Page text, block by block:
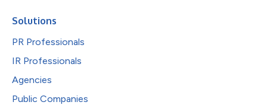
Solutions
PR Professionals
IR Professionals
Agencies
Public Companies